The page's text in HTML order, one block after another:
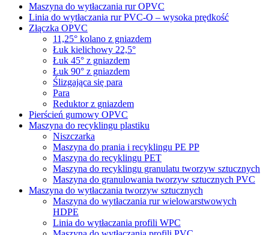
Maszyna do wytłaczania rur OPVC
Linia do wytłaczania rur PVC-O – wysoka prędkość
Złączka OPVC
11,25° kolano z gniazdem
Łuk kielichowy 22,5°
Łuk 45° z gniazdem
Łuk 90° z gniazdem
Ślizgająca się para
Para
Reduktor z gniazdem
Pierścień gumowy OPVC
Maszyna do recyklingu plastiku
Niszczarka
Maszyna do prania i recyklingu PE PP
Maszyna do recyklingu PET
Maszyna do recyklingu granulatu tworzyw sztucznych
Maszyna do granulowania tworzyw sztucznych PVC
Maszyna do wytłaczania tworzyw sztucznych
Maszyna do wytłaczania rur wielowarstwowych
HDPE
Linia do wytłaczania profili WPC